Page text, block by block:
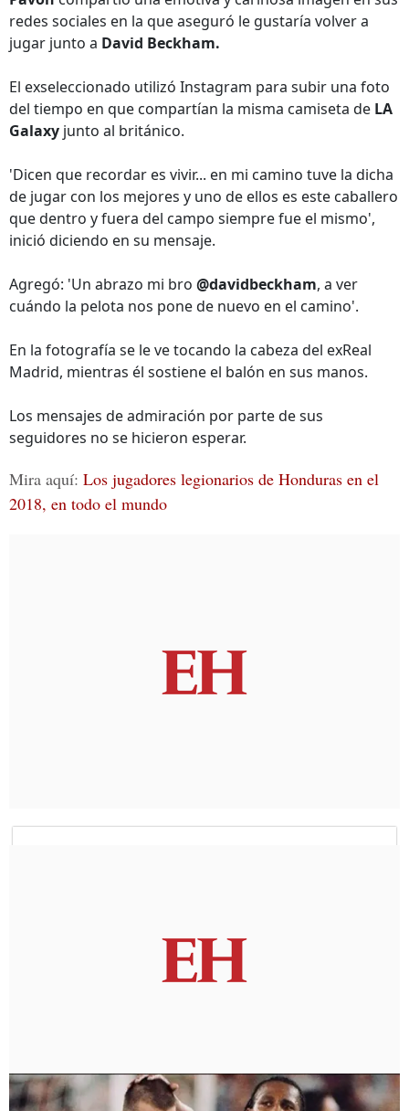
redes sociales en la que aseguró le gustaría volver a
jugar junto a David Beckham.
El exseleccionado utilizó Instagram para subir una foto
del tiempo en que compartían la misma camiseta de LA
Galaxy junto al británico.
'Dicen que recordar es vivir... en mi camino tuve la dicha
de jugar con los mejores y uno de ellos es este caballero
que dentro y fuera del campo siempre fue el mismo',
inició diciendo en su mensaje.
Agregó: 'Un abrazo mi bro @davidbeckham, a ver
cuándo la pelota nos pone de nuevo en el camino'.
En la fotografía se le ve tocando la cabeza del exReal
Madrid, mientras él sostiene el balón en sus manos.
Los mensajes de admiración por parte de sus
seguidores no se hicieron esperar.
Mira aquí: Los jugadores legionarios de Honduras en el
2018, en todo el mundo